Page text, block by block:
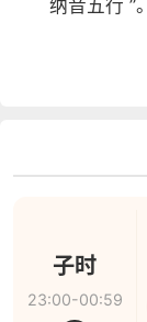
纳音五行 ”。
子时
23:00-00:59